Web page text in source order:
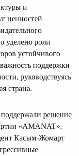
и
ценностей
уделено роли
устойчивого
поддержки
руководствуясь
страна.
решение
«AMANAT».
Касым-Жомарт